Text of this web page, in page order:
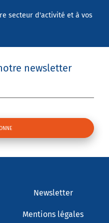
secteur d'activité et à vos
newsletter
Newsletter
Mentions légales